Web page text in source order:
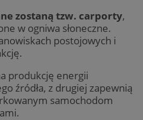
zostaną tzw. carporty,
w ogniwa słoneczne.
postojowych i
produkcję energii
źródła, z drugiej zapewnią
samochodom